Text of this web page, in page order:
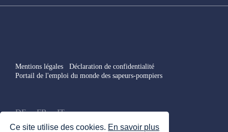
Ce site utilise des cookies. En savoir plus
Mentions légales
Déclaration de confidentialité
Portail de l'emploi du monde des sapeurs-pompiers
DE FR IT